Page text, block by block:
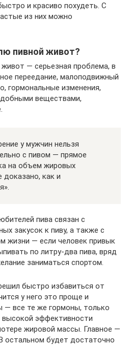
и красиво похудеть. С
из них можно
пивной живот?
— серьезная проблема, в
переедание, малоподвижный
гормональные изменения,
веществами,
у мужчин нельзя
с пивом — прямое
на объем жировых
доказано, как и
пива связан с
закусок к пиву, а также с
жизни — если человек привык
по литру-два пива, вряд
заниматься спортом.
быстро избавиться от
у него это проще и
все те же гормоны, только
эффективности
жировой массы. Главное —
остальном будет достаточно